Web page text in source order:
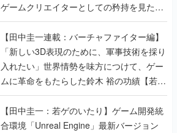
ゲームクリエイターとしての矜持を見た
【若ゲのいたり最終回】
【田中圭一連載：バーチャファイター編】
「新しい3D表現のために、軍事技術を採り
入れたい」世界情勢を味方につけて、ゲー
ムに革命をもたらした鈴木 裕の功績【若ゲ
のいたり】
【田中圭一：若ゲのいたり】ゲーム開発統
合環境「Unreal Engine」最新バージョン